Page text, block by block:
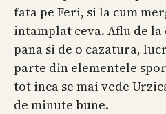
fata pe Feri, si la cum
intamplat ceva. Aflu de la
pana si de o cazatura,
parte din elementele
tot inca se mai vede
de minute bune.